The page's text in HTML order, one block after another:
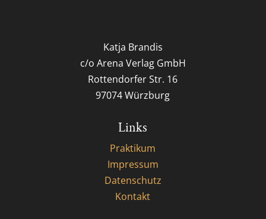
Katja Brandis
c/o Arena Verlag GmbH
Rottendorfer Str. 16
97074 Würzburg
Links
Praktikum
Impressum
Datenschutz
Kontakt